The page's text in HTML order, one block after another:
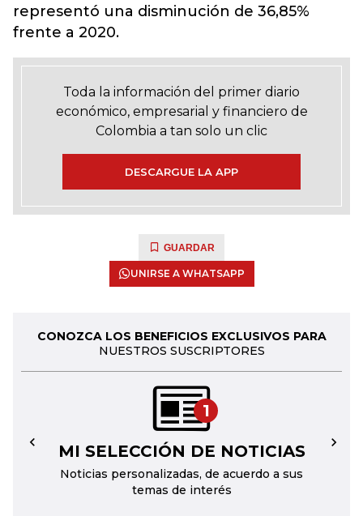
representó una disminución de 36,85%
frente a 2020.
Toda la información del primer diario
económico, empresarial y financiero de
Colombia a tan solo un clic
DESCARGUE LA APP
GUARDAR
UNIRSE A WHATSAPP
CONOZCA LOS BENEFICIOS EXCLUSIVOS PARA
NUESTROS SUSCRIPTORES
1
MI SELECCIÓN DE NOTICIAS
Noticias personalizadas, de acuerdo a sus
temas de interés
← →